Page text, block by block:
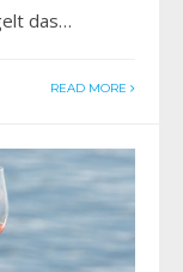
das…
READ MORE